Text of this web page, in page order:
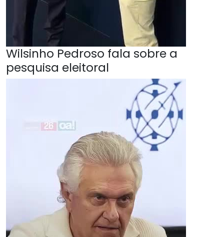
Wilsinho Pedroso fala sobre a
pesquisa eleitoral